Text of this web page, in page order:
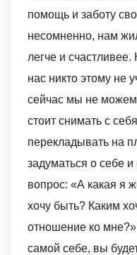
помощь и заботу
несомненно, нам
легче и
нас никто этому не
сейчас мы не можем
стоит снимать с
перекладывать на
задуматься о себе
вопрос: «А какая я
хочу быть? Каким
отношение ко
самой себе, вы